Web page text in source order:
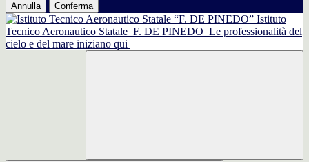
Annulla Conferma
Istituto
Tecnico Aeronautico Statale F. DE PINEDO Le professionalità del
cielo e del mare iniziano qui